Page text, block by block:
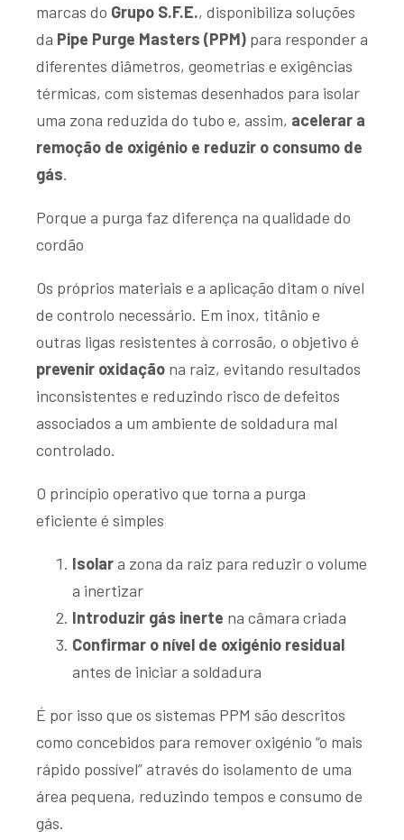
marcas do Grupo S.F.E., disponibiliza soluções
da Pipe Purge Masters (PPM) para responder a
diferentes diâmetros, geometrias e exigências
térmicas, com sistemas desenhados para isolar
uma zona reduzida do tubo e, assim, acelerar a
remoção de oxigénio e reduzir o consumo de
gás.
Porque a purga faz diferença na qualidade do
cordão
Os próprios materiais e a aplicação ditam o nível
de controlo necessário. Em inox, titânio e
outras ligas resistentes à corrosão, o objetivo é
prevenir oxidação na raiz, evitando resultados
inconsistentes e reduzindo risco de defeitos
associados a um ambiente de soldadura mal
controlado.
O princípio operativo que torna a purga
eficiente é simples
Isolara zona da raiz para reduzir o volume
a inertizar
Introduzir gás inerte na câmara criada
Confirmar o nível de oxigénio residual
antes de iniciar a soldadura
É por isso que os sistemas PPM são descritos
como concebidos para remover oxigénio “o mais
rápido possível” através do isolamento de uma
área pequena, reduzindo tempos e consumo de
gás.